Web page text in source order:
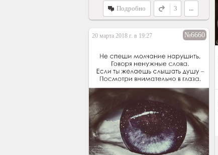
Подробно 3 ...
20 марта 2018 г. в 19:27 №6660